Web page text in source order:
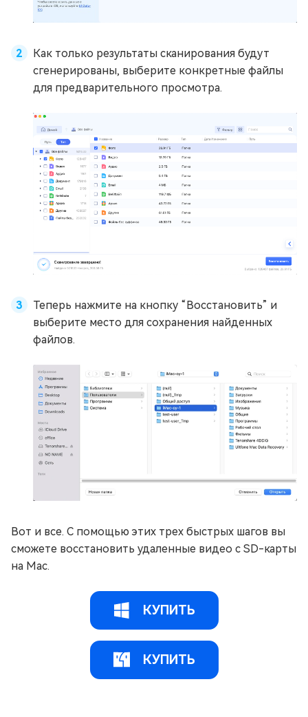
Как только результаты сканирования будут
сгенерированы, выберите конкретные файлы
для предварительного просмотра.
Теперь нажмите на кнопку “Восстановить” и
выберите место для сохранения найденных
файлов.
Вот и все. С помощью этих трех быстрых шагов вы
сможете восстановить удаленные видео с SD-карты
на Mac.
КУПИТЬ
КУПИТЬ